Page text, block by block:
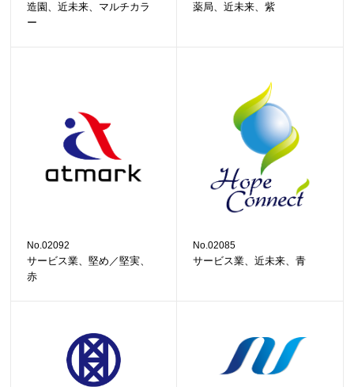
造園、近未来、マルチカラ
ー
薬局、近未来、紫
No.02092
サービス業、堅め／堅実、
赤
No.02085
サービス業、近未来、青